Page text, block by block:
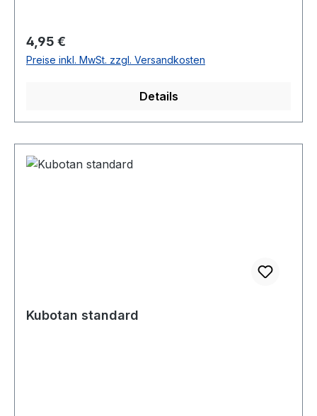
Regulärer Preis:
4,95 €
Preise inkl. MwSt. zzgl. Versandkosten
Details
Kubotan standard